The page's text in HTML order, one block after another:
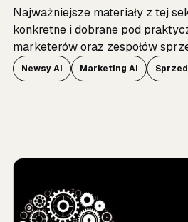
Najważniejsze materiały z tej
konkretne i dobrane pod
marketerów oraz zespołów
Newsy AI Marketing AI